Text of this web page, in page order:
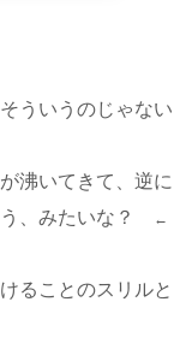
ういうのじゃない
沸いてきて、逆に
う、みたいな？
←
ることのスリルと